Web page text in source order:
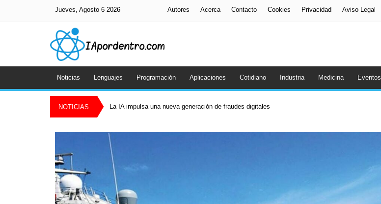
Jueves, Agosto 6 2026 Autores Acerca Contacto Cookies Privacidad Aviso Legal
Noticias Lenguajes Programación Aplicaciones Cotidiano Industria Medicina Eventos
NOTICIAS La IA impulsa una nueva generación de fraudes digitales